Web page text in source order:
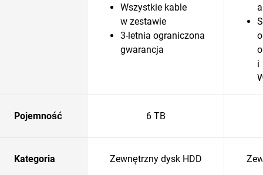
Wszystkie kable
w zestawie
3-letnia ograniczona
gwarancja
i
Pojemność 6 TB
Kategoria Zewnętrzny dysk HDD